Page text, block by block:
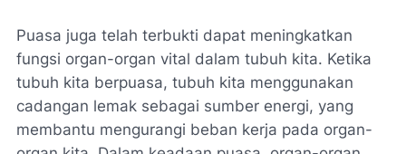
Puasa juga telah terbukti dapat meningkatkan
fungsi organ-organ vital dalam tubuh kita. Ketika
tubuh kita berpuasa, tubuh kita menggunakan
cadangan lemak sebagai sumber energi, yang
membantu mengurangi beban kerja pada organ-